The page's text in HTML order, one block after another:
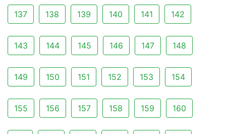
137 138 139 140 141 142
143 144 145 146 147 148
149 150 151 152 153 154
155 156 157 158 159 160